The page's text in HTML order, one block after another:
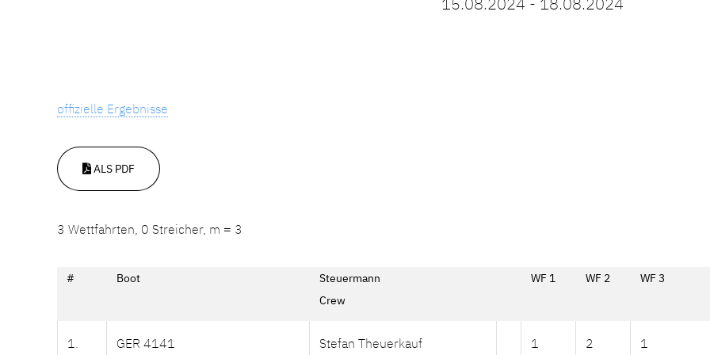
offizielle Ergebnisse
ALS PDF
3 Wettfahrten, 0 Streicher, m = 3
# Boot
Steuermann
Crew
WF 1 WF 2 WF 3
1. GER 4141 Stefan Theuerkauf 1 2 1